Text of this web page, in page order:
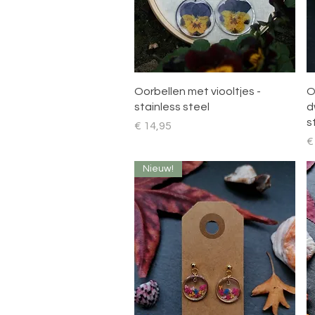
Snel overzicht
Oorbellen met viooltjes -
stainless steel
Prijs
€ 14,95
€
Nieuw!